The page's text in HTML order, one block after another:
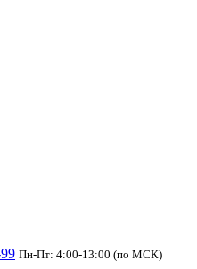
Пн-Пт: 4:00-13:00 (по МСК)